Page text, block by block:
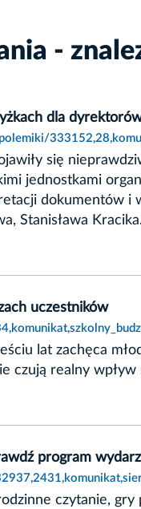
-
dla
się
jednostkami
dokumentów i
Stanisława
uczestników
lat zachęca
czują realny
program
czytanie,